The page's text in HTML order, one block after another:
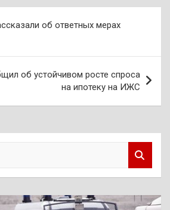
об ответных мерах
об устойчивом росте спроса
на ипотеку на ИЖС